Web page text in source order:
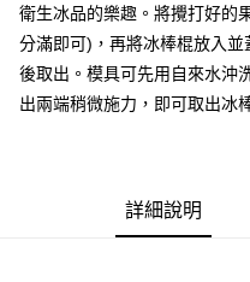
4.訂單成立30分鐘內，如未前往
消。如遇「轉專審核」未通過狀
法說明評估內容。
【繳款方式說明】
1.分期款項不併入電信帳單，「大
１．簡單：不需註冊會員、不需綁
２．便利：只要手機號碼，簡訊認
３．安心：先確認商品／服務後，
【「AFTEE先享後付」結帳流程】
ATM／網路銀行／等多元方式進
※ 請注意：結帳手續完成當下不
運送方式
付款後全家取貨
每筆NT$70，滿NT$899(含以
衛生冰品的樂趣。將攪打好的
分滿即可)，再將冰棒棍放入
後取出。模具可先用自來水沖
出兩端稍微施力，即可取出冰
詳細說明